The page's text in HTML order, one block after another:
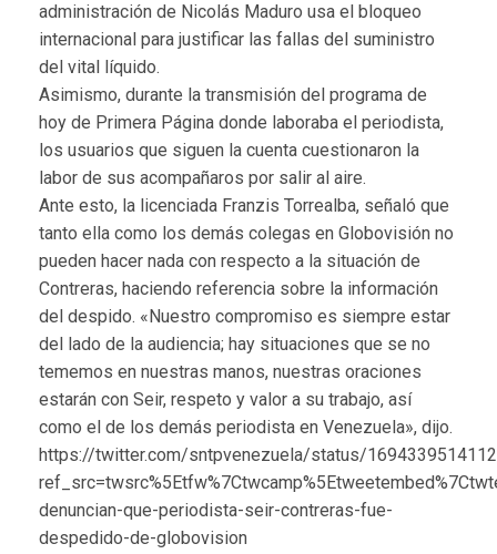
administración de Nicolás Maduro usa el bloqueo
internacional para justificar las fallas del suministro
del vital líquido.
Asimismo, durante la transmisión del programa de
hoy de Primera Página donde laboraba el periodista,
los usuarios que siguen la cuenta cuestionaron la
labor de sus acompañaros por salir al aire.
Ante esto, la licenciada Franzis Torrealba, señaló que
tanto ella como los demás colegas en Globovisión no
pueden hacer nada con respecto a la situación de
Contreras, haciendo referencia sobre la información
del despido. «Nuestro compromiso es siempre estar
del lado de la audiencia; hay situaciones que se no
tememos en nuestras manos, nuestras oraciones
estarán con Seir, respeto y valor a su trabajo, así
como el de los demás periodista en Venezuela», dijo.
https://twitter.com/sntpvenezuela/status/
denuncian-que-periodista-seir-contreras-fue-
despedido-de-globovision